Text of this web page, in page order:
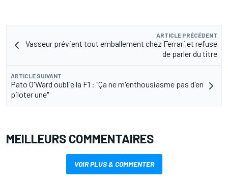
ARTICLE PRÉCÉDENT
Vasseur prévient tout emballement chez Ferrari et refuse
de parler du titre
ARTICLE SUIVANT
Pato O'Ward oublie la F1 : "Ça ne m'enthousiasme pas d'en
piloter une"
MEILLEURS COMMENTAIRES
VOIR PLUS & COMMENTER